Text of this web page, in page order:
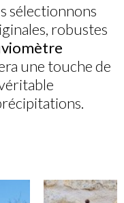
sélectionnons
robustes
une touche de